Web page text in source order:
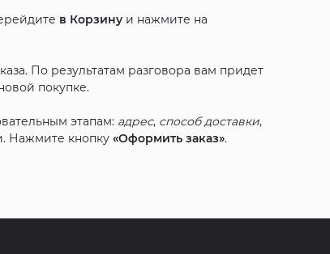
в Корзину и нажмите на
По результатам разговора вам придет
покупке.
этапам: адрес, способ доставки,
Нажмите кнопку«Оформить заказ».